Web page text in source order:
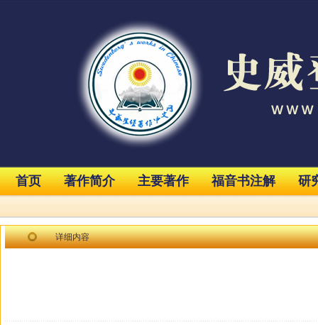
首页 著作简介 主要著作 福音书注解 研
详细内容